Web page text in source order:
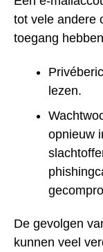
tot vele andere
toegang
lezen.
opnieuw
De gevolgen
kunnen veel